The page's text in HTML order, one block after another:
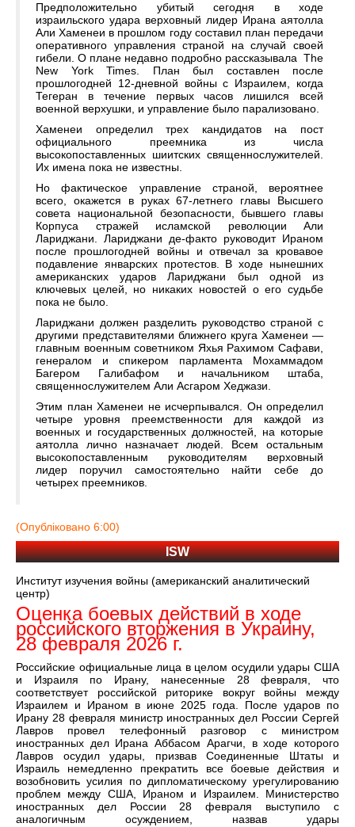
Предположительно убитый сегодня в ходе
израильского удара верховный лидер Ирана аятолла
Али Хаменеи в прошлом году составил план передачи
оперативного управления страной на случай своей
гибели. О плане недавно подробно рассказывала The
New York Times. План был составлен после
прошлогодней 12-дневной войны с Израилем, когда
Тегеран в течение первых часов лишился всей
военной верхушки, и управление было парализовано.
Хаменеи определил трех кандидатов на пост
официального преемника из числа
высокопоставленных шиитских священнослужителей.
Их имена пока не известны.
Но фактическое управление страной, вероятнее
всего, окажется в руках 67-летнего главы Высшего
совета национальной безопасности, бывшего главы
Корпуса стражей исламской революции Али
Лариджани. Лариджани де-факто руководит Ираном
после прошлогодней войны и отвечал за кровавое
подавление январских протестов. В ходе нынешних
американских ударов Лариджани был одной из
ключевых целей, но никаких новостей о его судьбе
пока не было.
Лариджани должен разделить руководство страной с
другими представителями ближнего круга Хаменеи —
главным военным советником Яхья Рахимом Сафави,
генералом и спикером парламента Мохаммадом
Багером Галибафом и начальником штаба,
священнослужителем Али Асгаром Хеджази.
Этим план Хаменеи не исчерпывался. Он определил
четыре уровня преемственности для каждой из
военных и государственных должностей, на которые
аятолла лично назначает людей. Всем остальным
высокопоставленным руководителям верховный
лидер поручил самостоятельно найти себе до
четырех преемников.
(Опубліковано 6:00)
ISW
Институт изучения войны (американский аналитический
центр)
Оценка боевых действий в ходе
российского вторжения в Украину,
28 февраля 2026 г.
Российские официальные лица в целом осудили удары США
и Израиля по Ирану, нанесенные 28 февраля, что
соответствует российской риторике вокруг войны между
Израилем и Ираном в июне 2025 года. После ударов по
Ирану 28 февраля министр иностранных дел России Сергей
Лавров провел телефонный разговор с министром
иностранных дел Ирана Аббасом Арагчи, в ходе которого
Лавров осудил удары, призвав Соединенные Штаты и
Израиль немедленно прекратить все боевые действия и
возобновить усилия по дипломатическому урегулированию
проблем между США, Ираном и Израилем. Министерство
иностранных дел России 28 февраля выступило с
аналогичным осуждением, назвав удары